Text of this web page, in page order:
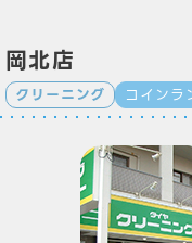
岡北店
クリーニング コインラ